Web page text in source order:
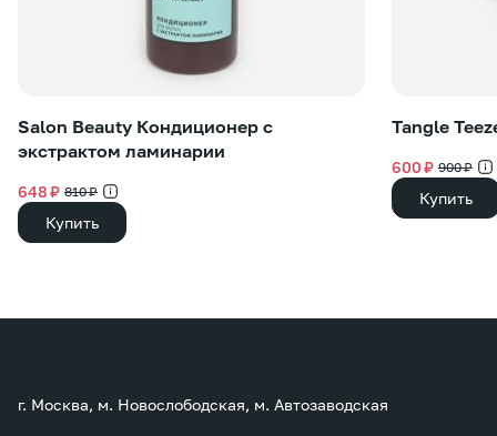
Salon Beauty Кондиционер с
экстрактом ламинарии
648 ₽ 810 ₽
Купить
Tangle
600 ₽ 900 ₽
Купить
г. Москва, м. Новослободская, м. Автозаводская